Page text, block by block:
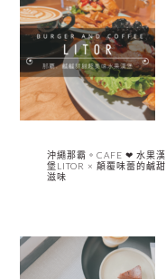
沖繩那霸。CAFE ❤︎ 水果漢
堡LITOR × 顛覆味蕾的鹹甜
滋味